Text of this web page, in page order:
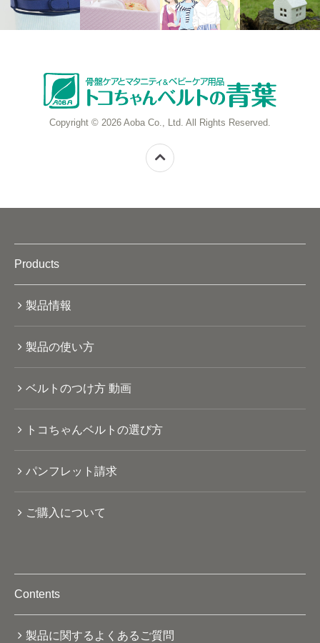
Copyright © 2026 Aoba Co., Ltd. All Rights Reserved.
Products
製品情報
製品の使い方
ベルトのつけ方 動画
トコちゃんベルトの選び方
パンフレット請求
ご購入について
Contents
製品に関するよくあるご質問